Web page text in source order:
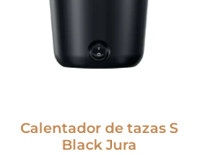
Calentador de tazas S
Black Jura